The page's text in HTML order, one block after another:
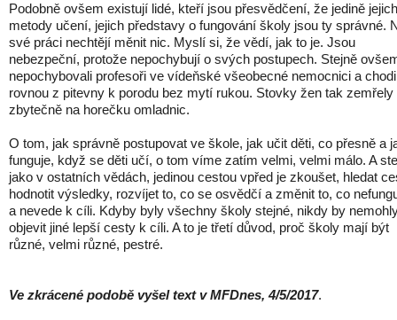
Podobně ovšem existují lidé, kteří jsou přesvědčení, že jedině jejich
metody učení, jejich představy o fungování školy jsou ty správné.
své práci nechtějí měnit nic. Myslí si, že vědí, jak to je. Jsou
nebezpeční, protože nepochybují o svých postupech. Stejně
nepochybovali profesoři ve vídeňské všeobecné nemocnici a
rovnou z pitevny k porodu bez mytí rukou. Stovky žen tak zemřely
zbytečně na horečku omladnic.
O tom, jak správně postupovat ve škole, jak učit děti, co přesně a
funguje, když se děti učí, o tom víme zatím velmi, velmi málo. A
jako v ostatních vědách, jedinou cestou vpřed je zkoušet, hledat
hodnotit výsledky, rozvíjet to, co se osvědčí a změnit to, co
a nevede k cíli. Kdyby byly všechny školy stejné, nikdy by
objevit jiné lepší cesty k cíli. A to je třetí důvod, proč školy mají být
různé, velmi různé, pestré.
Ve zkrácené podobě vyšel text v MFDnes, 4/5/2017.